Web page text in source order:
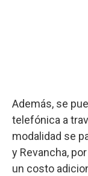
Además, se
telefónica a
modalidad se
y Revancha,
un costo